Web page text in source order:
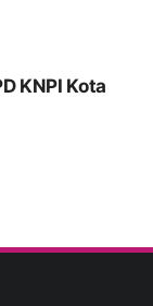
KNPI Kota